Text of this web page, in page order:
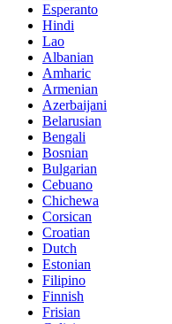
Esperanto
Hindi
Lao
Albanian
Amharic
Armenian
Azerbaijani
Belarusian
Bengali
Bosnian
Bulgarian
Cebuano
Chichewa
Corsican
Croatian
Dutch
Estonian
Filipino
Finnish
Frisian